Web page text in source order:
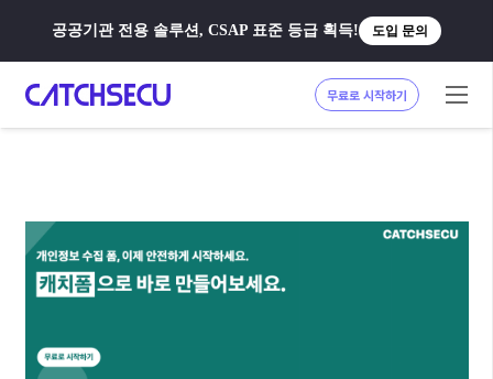
공공기관 전용 솔루션, CSAP 표준 등급 획득! 도입 문의
무료로 시작하기